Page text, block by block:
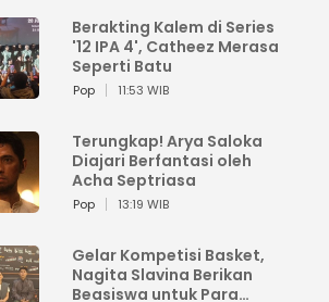
Berakting Kalem di Series
'12 IPA 4', Catheez Merasa
Seperti Batu
Pop 11:53 WIB
Terungkap! Arya Saloka
Diajari Berfantasi oleh
Acha Septriasa
Pop 13:19 WIB
Gelar Kompetisi Basket,
Nagita Slavina Berikan
Beasiswa untuk Para